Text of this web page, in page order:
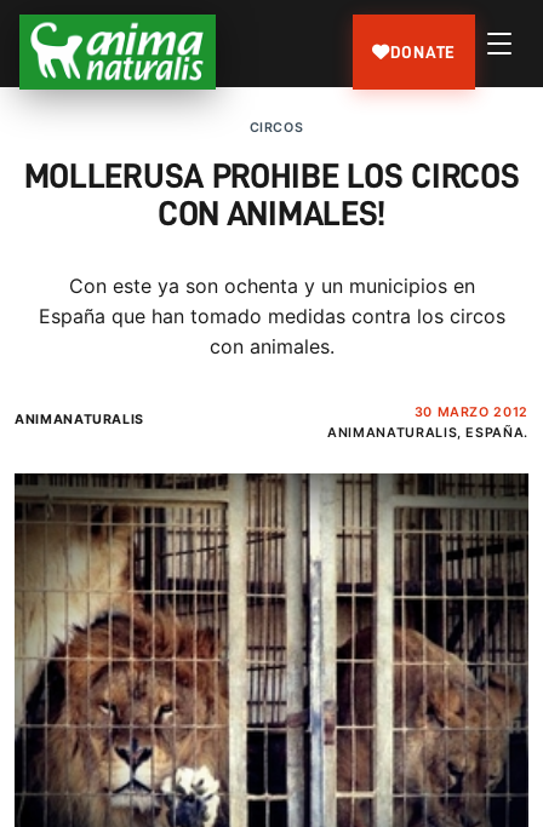
DONATE
CIRCOS
MOLLERUSA PROHIBE LOS CIRCOS
CON ANIMALES!
Con este ya son ochenta y un municipios en
España que han tomado medidas contra los circos
con animales.
ANIMANATURALIS
30 MARZO 2012
ANIMANATURALIS, ESPAÑA.